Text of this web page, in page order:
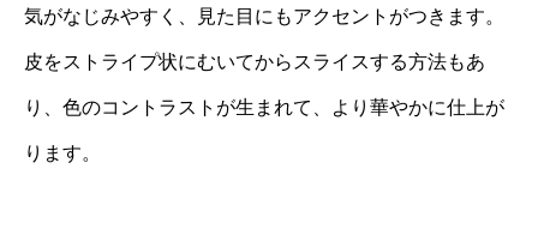
気がなじみやすく、見た目にもアクセントがつきます。
皮をストライプ状にむいてからスライスする方法もあ
り、色のコントラストが生まれて、より華やかに仕上が
ります。